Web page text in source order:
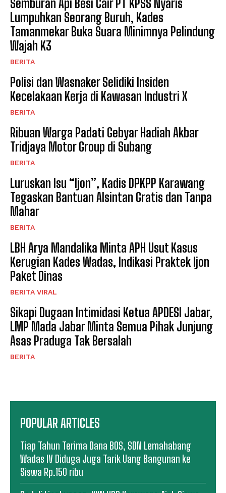
Semburan Api Besi Cair PT KPSS Nyaris
Lumpuhkan Seorang Buruh, Kades
Tamanmekar Buka Suara Minimnya Pelindung
Wajah K3
BERITA
Polisi dan Wasnaker Selidiki Insiden
Kecelakaan Kerja di Kawasan Industri X
BERITA
Ribuan Warga Padati Gebyar Hadiah Akbar
Tridjaya Motor Group di Subang
BERITA
Luruskan Isu “Ijon”, Kadis DPKPP Karawang
Tegaskan Bantuan Alsintan Gratis dan Tanpa
Mahar
BERITA
LBH Arya Mandalika Minta APH Usut Kasus
Kerugian Kades Wadas, Indikasi Praktek Ijon
Paket Dinas
BERITA VIRAL
Sikapi Dugaan Intimidasi Ketua APDESI Jabar,
LMP Mada Jabar Minta Semua Pihak Junjung
Asas Praduga Tak Bersalah
BERITA
POPULAR ARTICLES
Tiap Tahun Terima Dana BOS, SDN Lemahabang
Wadas IV Diduga Juga Tarik Uang Bangunan ke
Siswa Rp.150 ribu